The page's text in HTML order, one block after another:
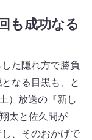
も成功なる
た隠れ方で勝負
なる目黒も、と
）放送の『新し
太と佐久間が
し、そのおかげで